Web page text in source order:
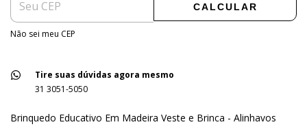
CALCULAR
Não sei meu CEP
Tire suas dúvidas agora mesmo
31 3051-5050
Brinquedo Educativo Em Madeira Veste e Brinca - Alinhavos